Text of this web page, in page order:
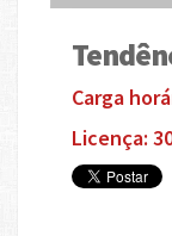
Carga
Licença: